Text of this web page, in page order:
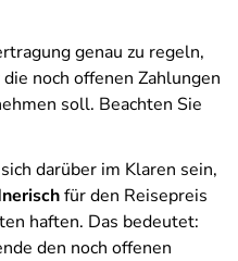
genau zu regeln,
noch offenen Zahlungen
soll. Beachten Sie
darüber im Klaren sein,
für den Reisepreis
haften. Das bedeutet:
den noch offenen